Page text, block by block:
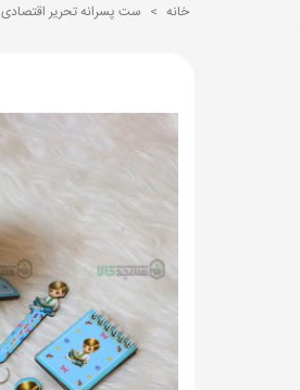
خانه > ست پسرانه تحریر اقتصادی ۵ تیکه